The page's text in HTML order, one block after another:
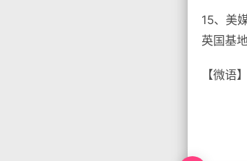
15、美
英国基
【微语